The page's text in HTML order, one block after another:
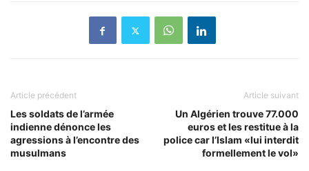
Article précédent
Les soldats de l’armée
indienne dénonce les
agressions à l’encontre des
musulmans
Article suivant
Un Algérien trouve 77.000
euros et les restitue à la
police car l’Islam «lui interdit
formellement le vol»